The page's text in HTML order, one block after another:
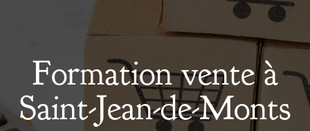
Formation vente à
Saint-Jean-de-Monts